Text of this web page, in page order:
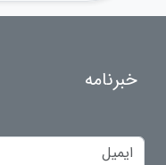
خبرنامه